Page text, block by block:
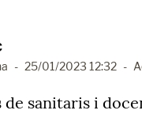
- 25/01/2023 12:32 -
de sanitaris i